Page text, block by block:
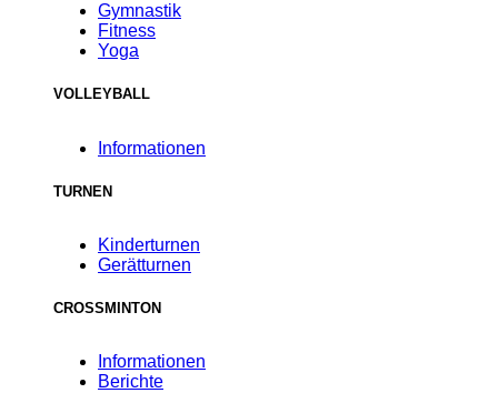
Gymnastik
Fitness
Yoga
VOLLEYBALL
Informationen
TURNEN
Kinderturnen
Gerätturnen
CROSSMINTON
Informationen
Berichte